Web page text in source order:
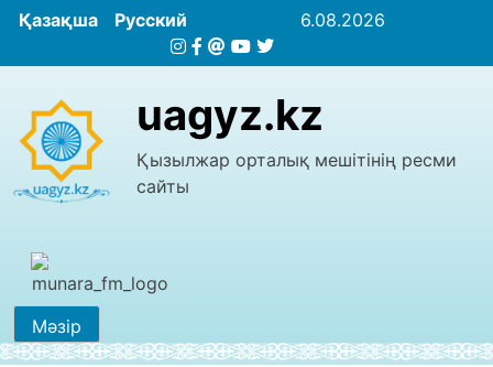
Қазақша Русский 6.08.2026
uagyz.kz
Қызылжар орталық мешітінің ресми
сайты
Мәзір